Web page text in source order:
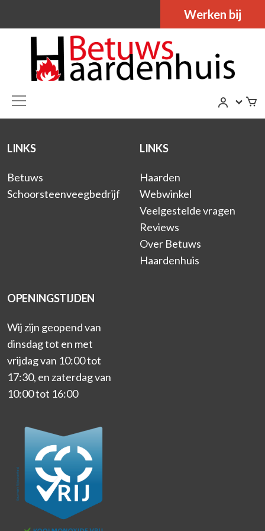
Werken bij
LINKS
Betuws
Schoorsteenveegbedrijf
LINKS
Haarden
Webwinkel
Veelgestelde vragen
Reviews
Over Betuws
Haardenhuis
OPENINGSTIJDEN
Wij zijn geopend van
dinsdag tot en met
vrijdag van 10:00 tot
17:30, en zaterdag van
10:00 tot 16:00